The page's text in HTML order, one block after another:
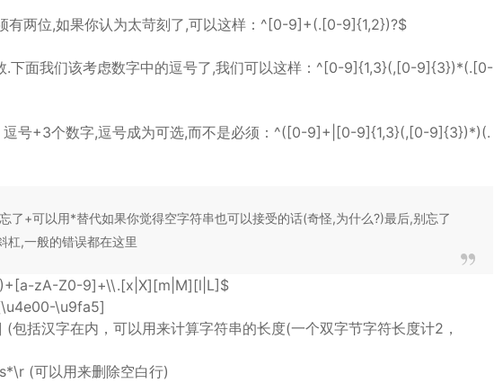
有两位,如果你认为太苛刻了,可以这样：^[0-9]+(.[0-9]{1,2})?$
.下面我们该考虑数字中的逗号了,我们可以这样：^[0-9]{1,3}(,[0-9]{3})*(.[0-
逗号+3个数字,逗号成为可选,而不是必须：^([0-9]+|[0-9]{1,3}(,[0-9]{3})*)(.
了+可以用*替代如果你觉得空字符串也可以接受的话(奇怪,为什么?)最后,别忘了
杠,一般的错误都在这里
zA-Z0-9]+\\.[x|X][m|M][l|L]$
\u9fa5]
括汉字在内，可以用来计算字符串的长度(一个双字节字符长度计2，
(可以用来删除空白行)